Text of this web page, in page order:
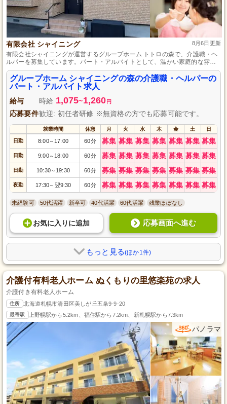
有限会社 シャイニング 8月6日更新
有限会社シャイニングが運営するグループホーム トトロの森で、介護職・ヘ
ルパーを募集しています。パート・アルバイトとして、温かい家庭的な雰囲
気の中で、ご利用者様の日常をサポートするお仕事です。経験や資格は問い
ません。未経験の方も大歓迎です！一緒に素敵な時間を提供しませんか？応
募お待ちしています。
グループホーム シャイニングの森の介護職・ヘルパーの
パート・アルバイト求人
給与 時給 1,075~1,260 円
応募要件歓迎: 初任者研修 ※無資格の方でも応募可能です。
就業時間 休憩 月 火 水 木 金 土 日
日勤 8:00～ 17:00 60分 募集 募集 募集 募集 募集 募集 募集
日勤 9:00～ 18:00 60分 募集 募集 募集 募集 募集 募集 募集
日勤 10:30～ 19:30 60分 募集 募集 募集 募集 募集 募集 募集
夜勤 17:30～ 翌9:30 60分 募集 募集 募集 募集 募集 募集 募集
未経験可 50代活躍 新卒可 40代活躍 60代活躍 残業ほぼなし
お気に入り に追加 応募画面へ進む
もっと見る(ほか1件)
介護付有料老人ホーム ぬくもりの里悠楽苑の求人
介護付き有料老人ホーム
住所 北海道札幌市清田区美しが丘五条9-9-20
最寄駅 上野幌駅から5.2km、福住駅から7.2km、新札幌駅から7.3km
パノラマ